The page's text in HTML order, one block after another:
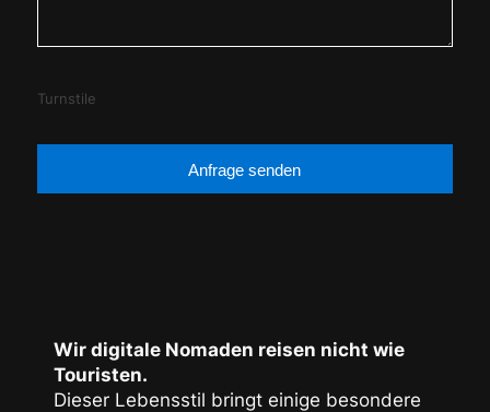
Turnstile
Anfrage senden
Wir digitale Nomaden reisen nicht wie
Touristen.
Dieser Lebensstil bringt einige besondere